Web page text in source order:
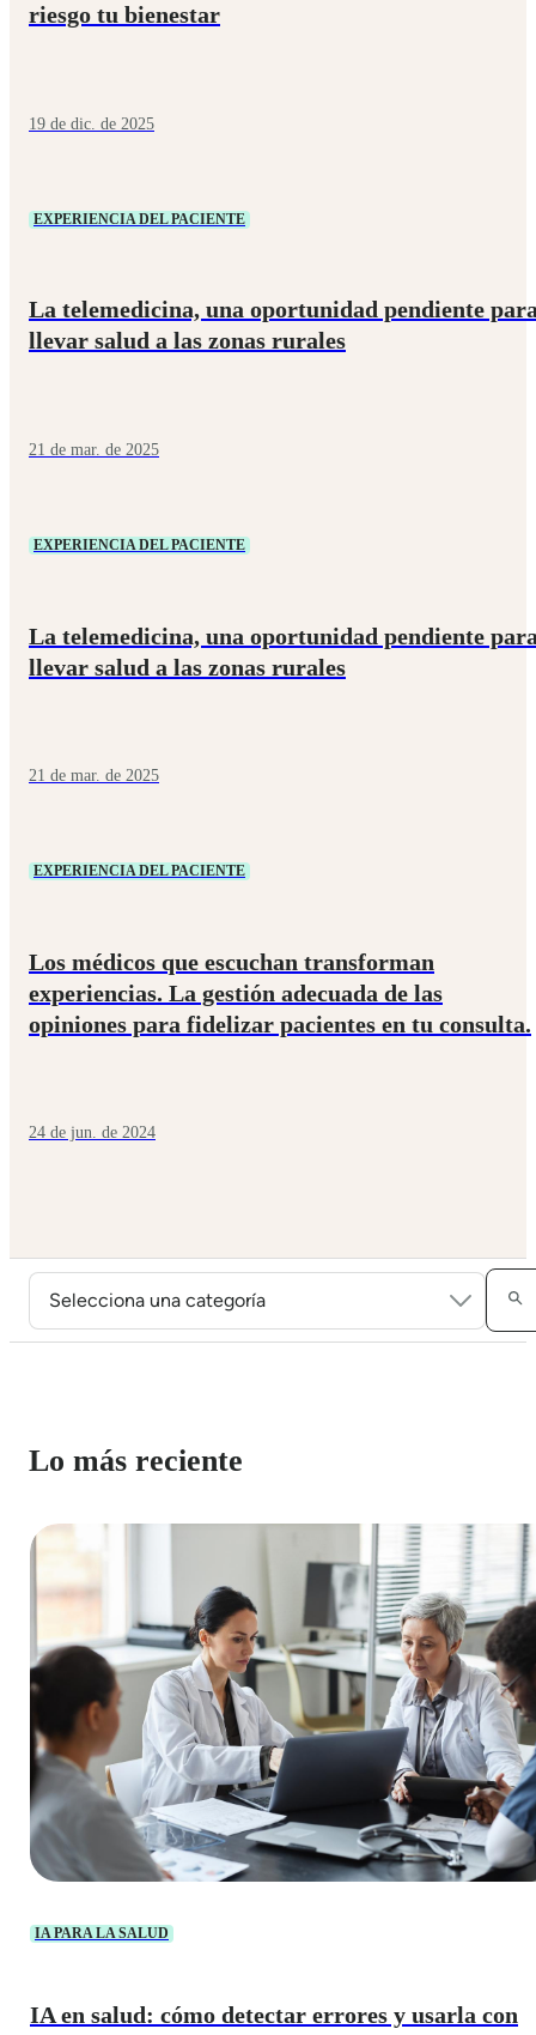
riesgo tu bienestar
19 de dic. de 2025
EXPERIENCIA DEL PACIENTE
La telemedicina, una oportunidad pendiente
llevar salud a las zonas rurales
21 de mar. de 2025
EXPERIENCIA DEL PACIENTE
La telemedicina, una oportunidad pendiente
llevar salud a las zonas rurales
21 de mar. de 2025
EXPERIENCIA DEL PACIENTE
Los médicos que escuchan transforman
experiencias. La gestión adecuada de las
opiniones para fidelizar pacientes en tu consulta.
24 de jun. de 2024
Lo más reciente
IA PARA LA SALUD
IA en salud: cómo detectar errores y usarla con